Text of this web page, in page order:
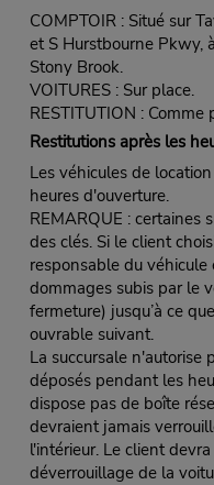
COMPTOIR : Situé sur
et S Hurstbourne Pkwy,
Stony Brook.
VOITURES : Sur place.
RESTITUTION :
Restitutions après les
Les véhicules de
heures d'ouverture.
REMARQUE : certaines
des clés. Si le client
responsable du
dommages subis par le
fermeture) jusqu’à ce
ouvrable suivant.
La succursale n'autorise
déposés pendant les
dispose pas de boîte
devraient jamais
l'intérieur. Le client
déverrouillage de la